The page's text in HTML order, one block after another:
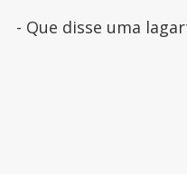
- Que disse uma